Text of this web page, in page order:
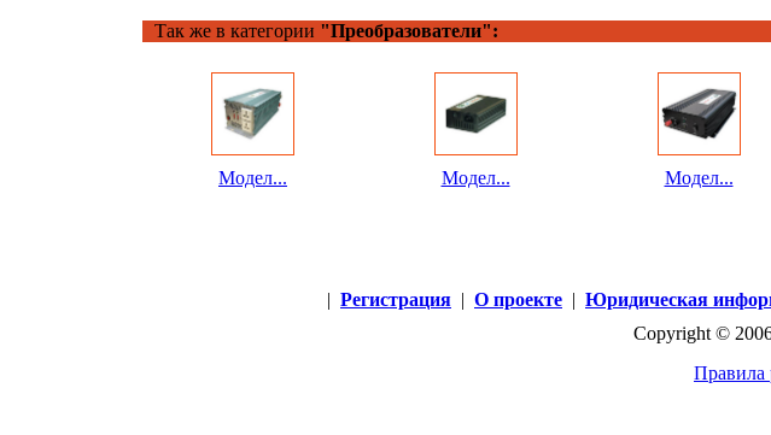
Так же в категории "Преобразователи":
Модел... Модел... Модел...
| Регистрация | О проекте | Юридическая
Copyright ©
Правила